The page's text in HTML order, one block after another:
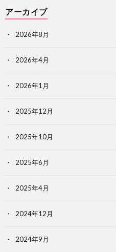
アーカイブ
2026年8月
2026年4月
2026年1月
2025年12月
2025年10月
2025年6月
2025年4月
2024年12月
2024年9月